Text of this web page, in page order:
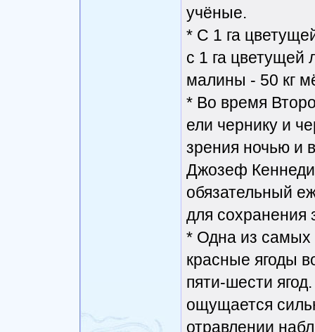
учёные.
* С 1 га
с 1 га цветущей
малины - 50 кг
* Во время
ели чернику и
зрения ночью и
Джозеф
обязательный
для сохранения
* Одна из самых
красные ягоды
пяти-шести
ощущается
отравлении